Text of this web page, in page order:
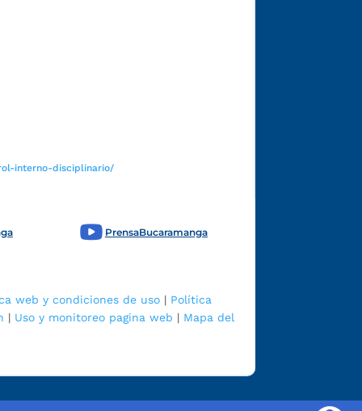
interno-disciplinario/
PrensaBucaramanga
web y condiciones de uso | Política
| Uso y monitoreo pagina web | Mapa del